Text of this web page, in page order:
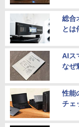
総合
とは
AIス
なぜ
性能
チェ